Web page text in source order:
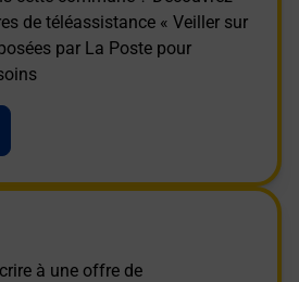
de téléassistance « Veiller sur
par La Poste pour
à une offre de